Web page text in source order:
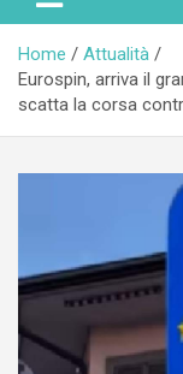
Home
Attualità
Eurospin, arriva il
scatta la corsa